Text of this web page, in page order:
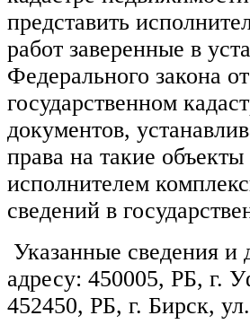
представить
работ заверенные в
Федерального закона
государственном
документов,
права на такие
исполнителем
сведений в
Указанные сведения и
адресу: 450005, РБ, г.
452450, РБ, г. Бирск,